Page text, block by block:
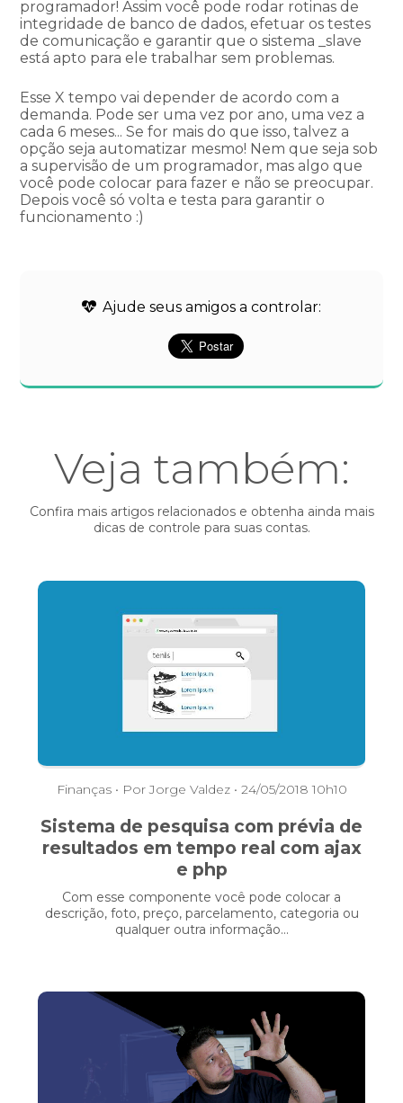
programador! Assim você pode rodar rotinas de
integridade de banco de dados, efetuar os testes
de comunicação e garantir que o sistema _slave
está apto para ele trabalhar sem problemas.
Esse X tempo vai depender de acordo com a
demanda. Pode ser uma vez por ano, uma vez a
cada 6 meses... Se for mais do que isso, talvez a
opção seja automatizar mesmo! Nem que seja sob
a supervisão de um programador, mas algo que
você pode colocar para fazer e não se preocupar.
Depois você só volta e testa para garantir o
funcionamento :)
Ajude seus amigos a controlar:
Veja também:
Confira mais artigos relacionados e obtenha ainda mais
dicas de controle para suas contas.
Finanças• Por Jorge Valdez • 24/05/2018 10h10
Sistema de pesquisa com prévia de
resultados em tempo real com ajax
e php
Com esse componente você pode colocar a
descrição, foto, preço, parcelamento, categoria ou
qualquer outra informação...